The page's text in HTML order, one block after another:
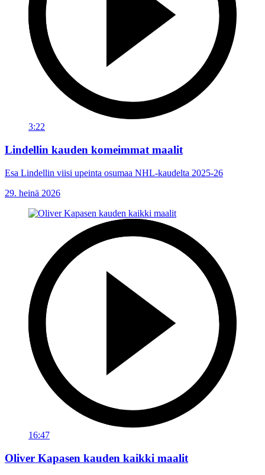
3:22
Lindellin kauden komeimmat maalit
Esa Lindellin viisi upeinta osumaa NHL-kaudelta 2025-26
29. heinä 2026
16:47
Oliver Kapasen kauden kaikki maalit